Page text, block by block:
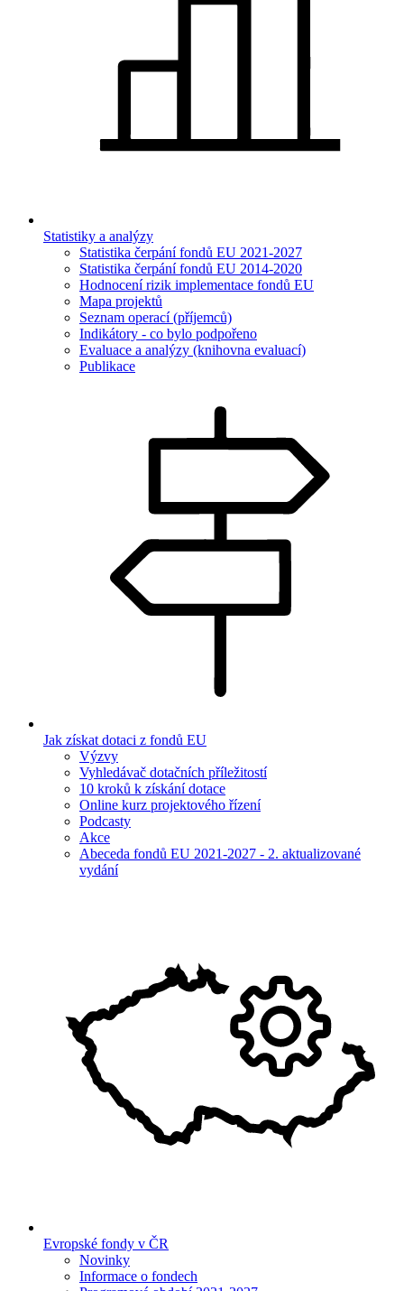
Statistiky a analýzy
Statistika čerpání fondů EU 2021-2027
Statistika čerpání fondů EU 2014-2020
Hodnocení rizik implementace fondů EU
Mapa projektů
Seznam operací (příjemců)
Indikátory - co bylo podpořeno
Evaluace a analýzy (knihovna evaluací)
Publikace
Jak získat dotaci z fondů EU
Výzvy
Vyhledávač dotačních příležitostí
10 kroků k získání dotace
Online kurz projektového řízení
Podcasty
Akce
Abeceda fondů EU 2021-2027 - 2. aktualizované
vydání
Evropské fondy v ČR
Novinky
Informace o fondech